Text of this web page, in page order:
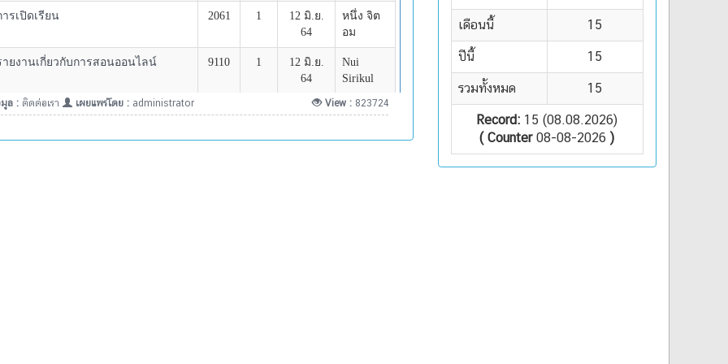
ล : ติดต่อเรา เผยแพร่โดย : administrator View : 823724
เดือนนี้ 15
ปีนี้ 15
รวมทั้งหมด 15
Record: 15 (08.08.2026)
( Counter08-08-2026 )